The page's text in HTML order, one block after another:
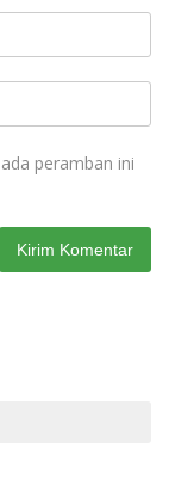
peramban ini